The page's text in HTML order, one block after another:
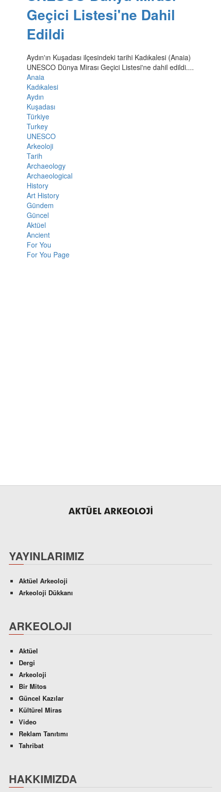
Geçici Listesi'ne Dahil
Edildi
Aydın'ın Kuşadası ilçesindeki tarihi Kadıkalesi (Anaia)
UNESCO Dünya Mirası Geçici Listesi'ne dahil edildi....
Anaia
Kadıkalesi
Aydın
Kuşadası
Türkiye
Turkey
UNESCO
Arkeoloji
Tarih
Archaeology
Archaeological
History
Art History
Gündem
Güncel
Aktüel
Ancient
For You
For You Page
YAYINLARIMIZ
Aktüel Arkeoloji
Arkeoloji Dükkanı
ARKEOLOJI
Aktüel
Dergi
Arkeoloji
Bir Mitos
Güncel Kazılar
Kültürel Miras
Video
Reklam Tanıtımı
Tahribat
HAKKIMIZDA